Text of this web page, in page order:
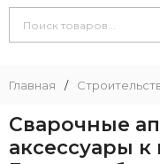
Главная /
Сварочные
аксессуары к